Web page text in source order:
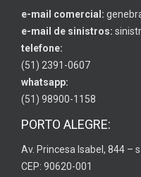
e-mail comercial:
e-mail de sinistros:
telefone:
(51) 2391-0607
whatsapp:
(51) 98900-1158
PORTO ALEGRE:
Av. Princesa Isabel, 844 –
CEP: 90620-001